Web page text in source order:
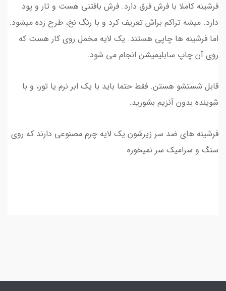
فرشینه کاملا با فرش فرق دارد. فرش بافتنی هست و تار و پود
دارد. میشه تراکم براش تعریف کرد و با رنگ نخ، طرح زده میشود.
اما فرشینه ها چاپی هستند. یک لایه مخمل روی کار هست که
روی آن چاپ سابلیمیشن انجام می شود.
قابل شستشو هستن. فقط حتما باید با یک ابر نرم یا تور، و با
شوینده بدون آنزیم بشورید.
فرشینه های ضد سر زیرشون یک لایه چرم مصنوعی دارند که روی
سنگ و سرامیک سر نمیخوره.